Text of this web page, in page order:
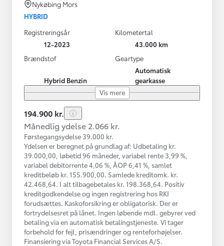
Nykøbing Mors
HYBRID
Registreringsår
12-2023
Kilometertal
43.000 km
Brændstof
Hybrid Benzin
Geartype
Automatisk
gearkasse
Vis mere
194.900 kr.
Månedlig ydelse 2.066 kr.
Førstegangsydelse 39.000 kr.
Ydelsen er beregnet på grundlag af: Udbetaling kr.
39.000,00, løbetid 96 måneder, variabel rente 3,99 %,
variabel debitorrente 4,06 %, ÅOP 6,41 %, samlet
kreditbeløb kr. 155.900,00. Samlede kreditomk. kr.
42.468,64. I alt tilbagebetales kr. 198.368,64. Positiv
kreditgodkendelse og ingen registrering hos RKI
forudsættes. Kaskoforsikring er obligatorisk. Der er
fortrydelsesret på lånet. Ingen løbende mdl. gebyrer ved
betaling via en automatisk betalingstjeneste. Vi tager
forbehold for fejl, prisændringer og renteforhøjelser.
Finansiering via Toyota Financial Services A/S.